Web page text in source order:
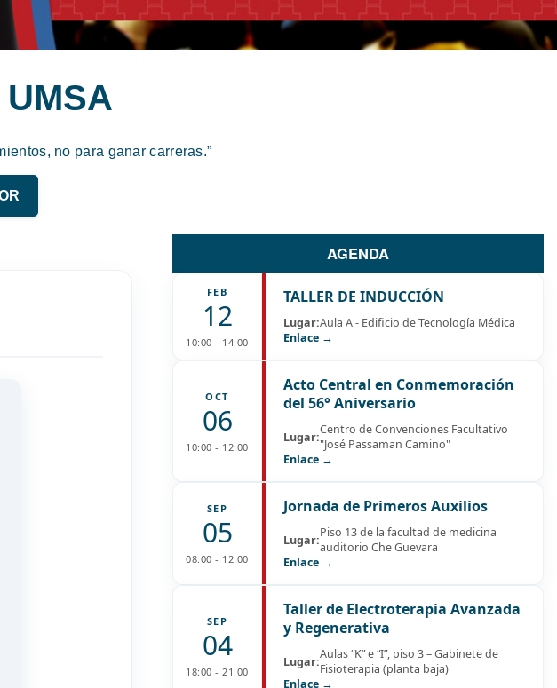
no para ganar carreras.”
AGENDA
FEB
12
10:00 - 14:00
TALLER DE INDUCCIÓN
Lugar:Aula A - Edificio de Tecnología Médica
Enlace →
OCT
06
10:00 - 12:00
Acto Central en Conmemoración
del 56° Aniversario
Lugar:Centro de Convenciones Facultativo
"José Passaman Camino"
Enlace →
SEP
05
08:00 - 12:00
Jornada de Primeros Auxilios
Lugar:Piso 13 de la facultad de medicina
auditorio Che Guevara
Enlace →
SEP
04
18:00 - 21:00
Taller de Electroterapia Avanzada
y Regenerativa
Lugar:Aulas “K” e “I”, piso 3 – Gabinete de
Fisioterapia (planta baja)
Enlace →